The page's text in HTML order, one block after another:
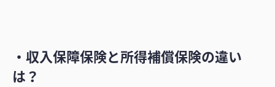
・収入保障保険と所得補償保険の違い
は？